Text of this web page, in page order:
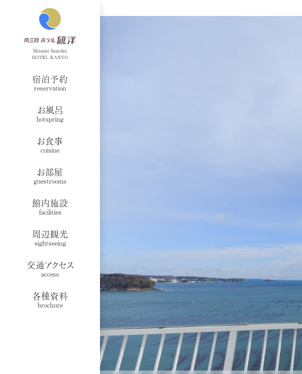
宿泊予約
reservation
お風呂
hotspring
お食事
cuisine
お部屋
guestrooms
館内施設
facilities
周辺観光
sightseeing
交通アクセス
access
各種資料
brochure